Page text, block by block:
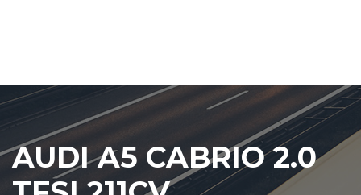
AUDI A5 CABRIO 2.0